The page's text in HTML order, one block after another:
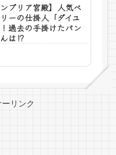
ンブリア宮殿】人気ベ
ーの仕掛人「ダイユ
過去の手掛けたパン
は⁉
リンク